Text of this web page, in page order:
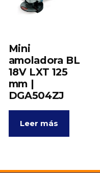
Mini
amoladora BL
18V LXT 125
mm |
DGA504ZJ
Leer más